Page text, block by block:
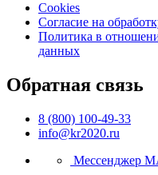
Cookies
Согласие на
Политика в
данных
Обратная связь
8 (800) 100-49-33
info@kr2020.ru
Мессенджер